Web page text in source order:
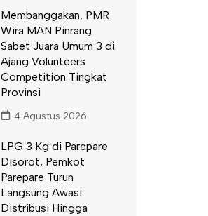
Membanggakan, PMR
Wira MAN Pinrang
Sabet Juara Umum 3 di
Ajang Volunteers
Competition Tingkat
Provinsi
4 Agustus 2026
LPG 3 Kg di Parepare
Disorot, Pemkot
Parepare Turun
Langsung Awasi
Distribusi Hingga